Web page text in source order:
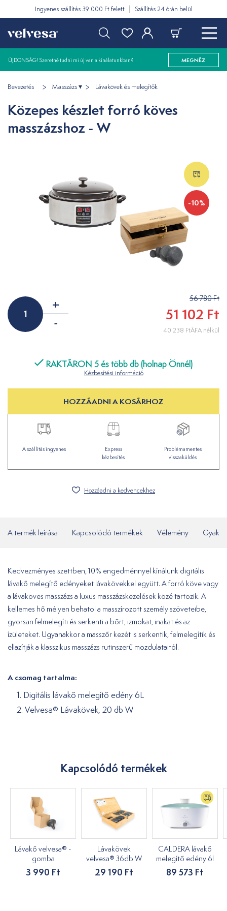
Ingyenes szállítás 39 000 Ft felett Szállítás 24 órán belül
ÚJDONSÁG! Szeretné tudni mi új van a kínálatunkban? MEGNÉZ
Bevezetés Masszázs Lávakövek és melegítők
Közepes készlet forró köves
masszázshoz - W
-10%
+
-
56 780 Ft
51 102 Ft
40 238 FtÁFA nélkül
RAKTÁRON 5 és több db (holnap Önnél)
Kézbesítési információ
HOZZÁADNI A KOSÁRHOZ
A szállítás ingyenes
Express
kézbesítés
Problémamentes
visszaküldés
Hozzáadni a kedvencekhez
A termék leírása Kapcsolódó termékek Vélemény
Kedvezményes szettben, 10% engedménnyel kínálunk digitális
lávakő melegítő edényeket lávakövekkel együtt. A forró köve vagy
a lávaköves masszázs a luxus masszázskezelések közé tartozik. A
kellemes hő mélyen behatol a masszírozott személy szöveteibe,
gyorsan felmelegíti és serkenti a bőrt, izmokat, inakat és az
ízületeket. Ugyanakkor a masszőr kezét is serkentik, felmelegítik és
ellazítják a klasszikus masszázs rutinszerű mozdulataitól.
A csomag tartalma:
1. Digitális lávakő melegítő edény 6L
2. Velvesa® Lávakövek, 20 db W
Kapcsolódó termékek
Lávakő velvesa® -
gomba
3 990 Ft
Lávakövek
velvesa® 36db W
29 190 Ft
CALDERA lávakő
melegítő edény 6l
89 573 Ft